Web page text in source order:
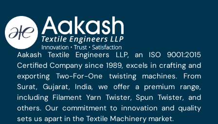
Aakash Textile Engineers LLP, an ISO 9001:2015
Certified Company since 1989, excels in crafting and
exporting Two-For-One twisting machines. From
Surat, Gujarat, India, we offer a premium range,
including Filament Yarn Twister, Spun Twister, and
others. Our commitment to innovation and quality
sets us apart in the Textile Machinery market.